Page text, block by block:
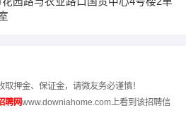
押金、保证金，请微友务必谨慎！
聘网www.downiahome.com上看到该招聘信